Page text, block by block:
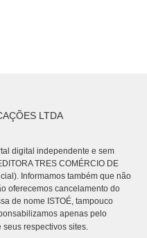
LTDA
digital independente e sem
TRES COMÉRCIO DE
Informamos também que não
oferecemos cancelamento do
de nome ISTOÉ, tampouco
apenas pelo
seus respectivos sites.